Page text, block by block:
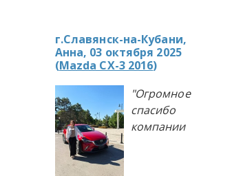
г.Славянск-на-Кубани,
Анна, 03 октября 2025
(Mazda CX-3 2016)
"Огромное
спасибо
компании